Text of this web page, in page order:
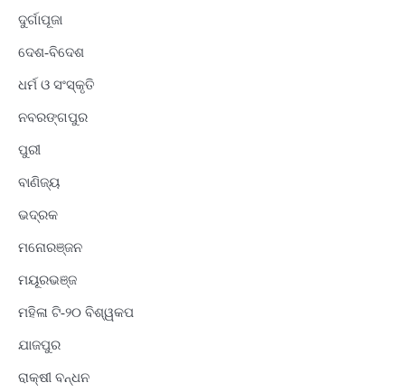
ଦୁର୍ଗାପୂଜା
ଦେଶ-ବିଦେଶ
ଧର୍ମ ଓ ସଂସ୍କୃତି
ନବରଙ୍ଗପୁର
ପୁରୀ
ବାଣିଜ୍ୟ
ଭଦ୍ରକ
ମନୋରଞ୍ଜନ
ମୟୂରଭଞ୍ଜ
ମହିଳା ଟି-୨୦ ବିଶ୍ୱକପ
ଯାଜପୁର
ରାକ୍ଷୀ ବନ୍ଧନ